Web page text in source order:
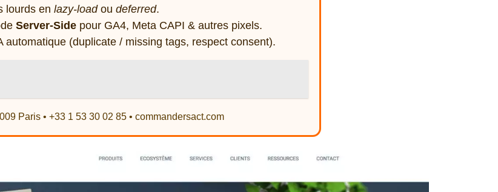
lourds enlazy-loadoudeferred.
Server-Side pour GA4, Meta CAPI & autres pixels.
automatique (duplicate / missing tags, respect consent).
Paris • +33 1 53 30 02 85 • commandersact.com